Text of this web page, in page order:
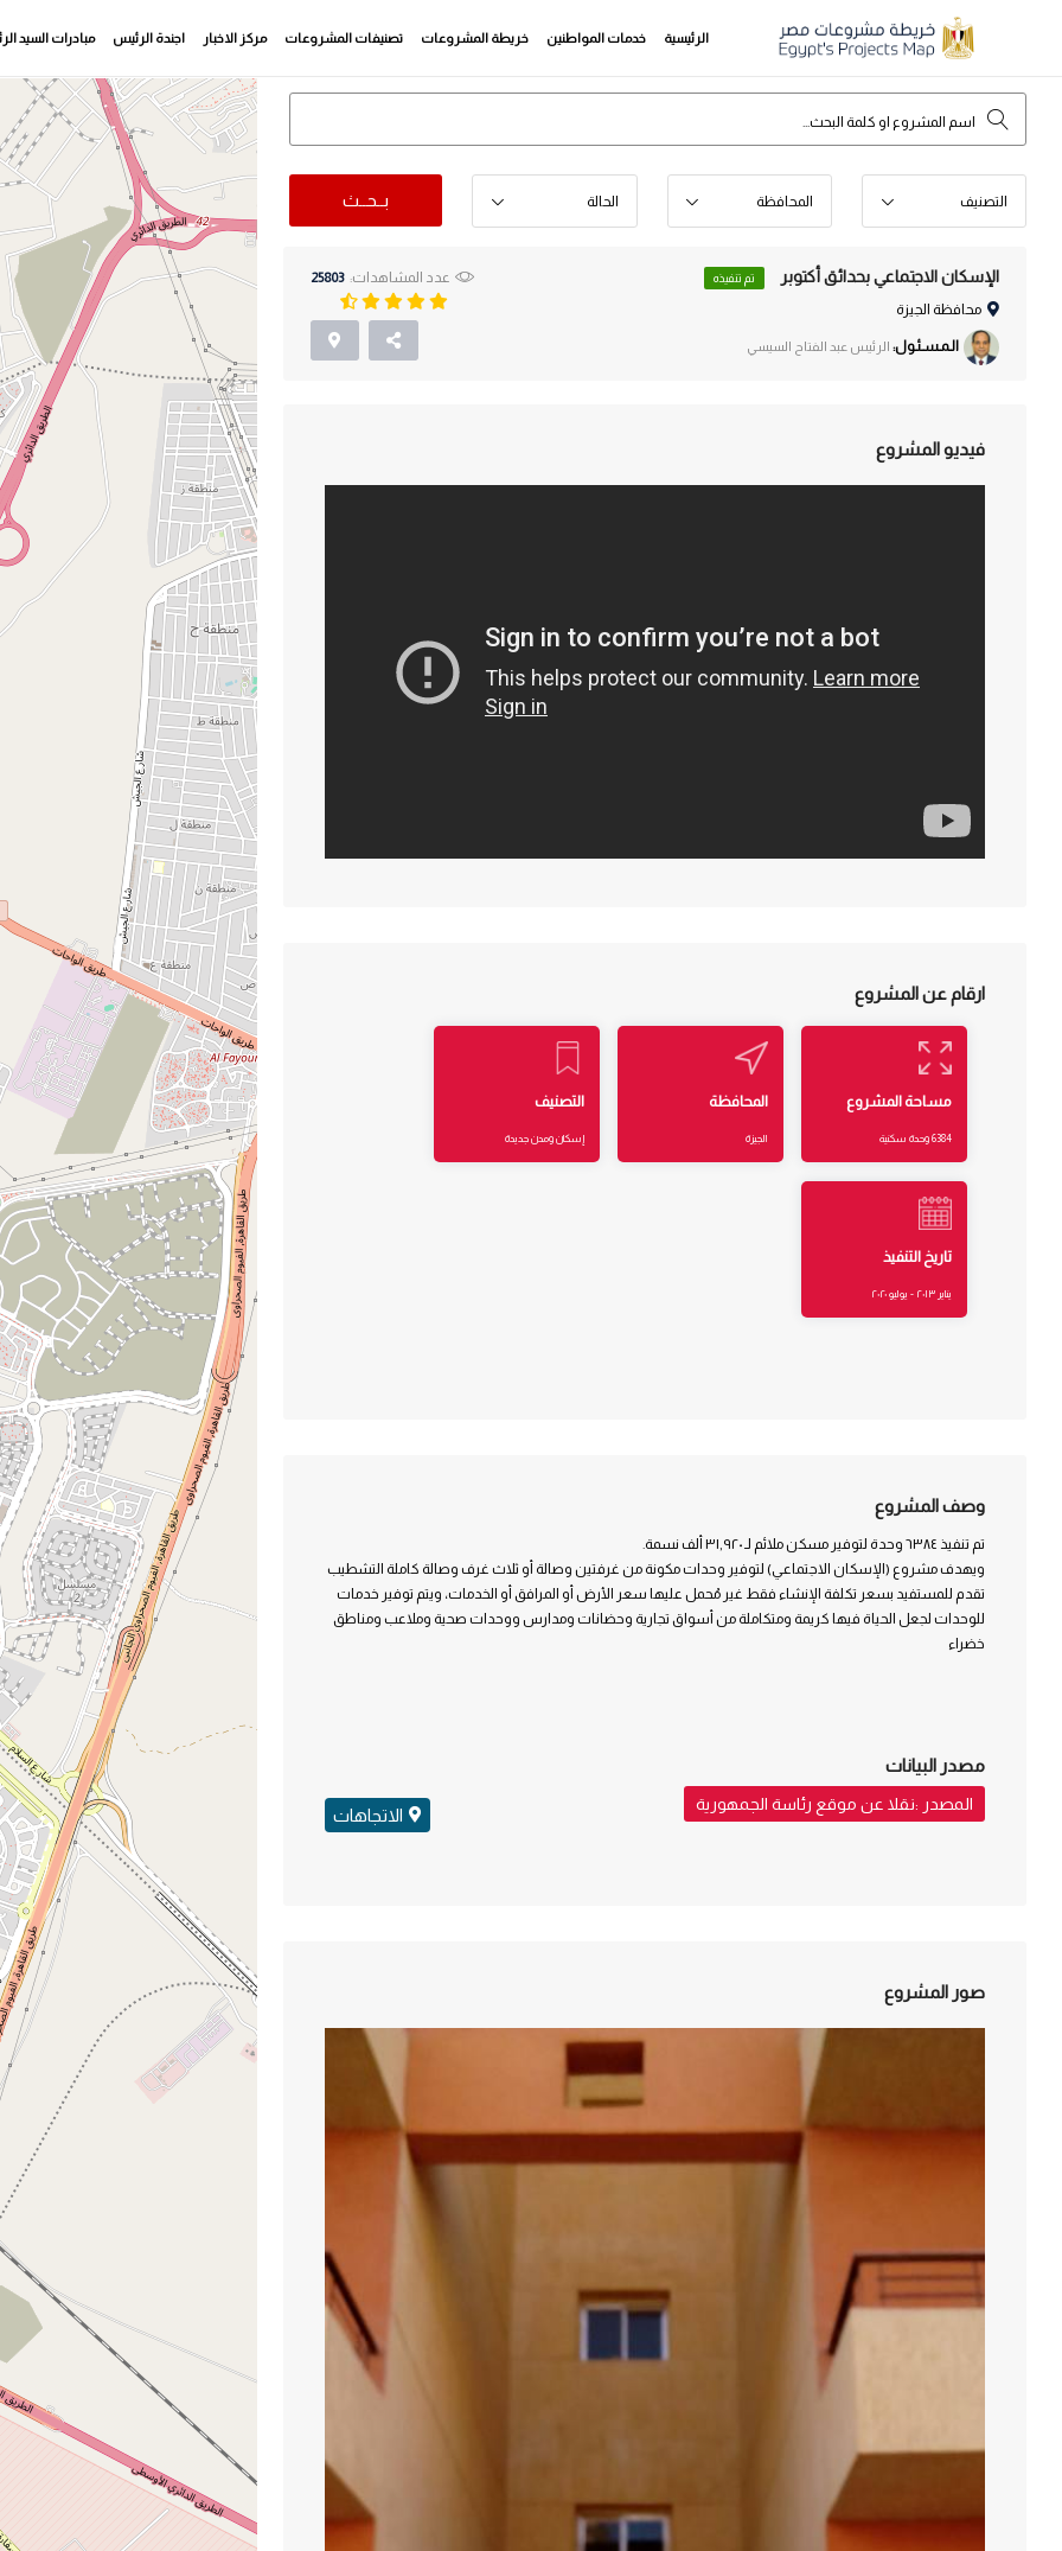
الرئيسية خدمات المواطنين خريطة المشروعات تصنيفات المشروعات مركز الاخبار اجندة الرئيس مبادرات السيد
التصنيف المحافظة الحالة بــحــث
الإسكان الاجتماعي بحدائق أكتوبر تم تنفيذه
محافظة الجيزة
الـمـسـئـول: الرئيس عبد الفتاح السيسي
عدد المشاهدات: 25803
فيديو المشروع
ارقام عن المشروع
مساحة المشروع
6384 وحدة سكنية
المحافظة
الجيزة
التصنيف
إسكان ومدن جديدة
تاريخ التنفيذ
يناير ٢٠١٣ - يوليو ٢٠٢٠
وصف المشروع
تم تنفيذ ٦٣٨٤ وحدة لتوفير مسكن ملائم لـ ٣١,٩٢٠ ألف نسمة.
ويهدف مشروع (الإسكان الاجتماعي) لتوفير وحدات مكونة من غرفتين وصالة أو ثلاث غرف وصالة كاملة التشطيب
تقدم للمستفيد بسعر تكلفة الإنشاء فقط غير مُحمل عليها سعر الأرض أو المرافق أو الخدمات، ويتم توفير خدمات
للوحدات لجعل الحياة فيها كريمة ومتكاملة من أسواق تجارية وحضانات ومدارس ووحدات صحية وملاعب ومناطق
خضراء
مصدر البيانات
المصدر :نقلا عن موقع رئاسة الجمهورية
الاتجاهات
صور المشروع